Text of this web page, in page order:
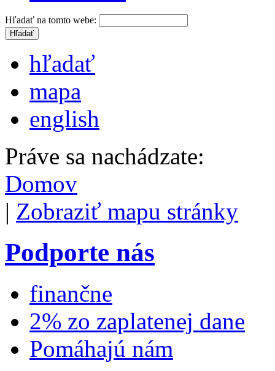
Hľadať na tomto webe:
hľadať
mapa
english
Práve sa nachádzate:
Domov
| Zobraziť mapu stránky
Podporte nás
finančne
2% zo zaplatenej dane
Pomáhajú nám